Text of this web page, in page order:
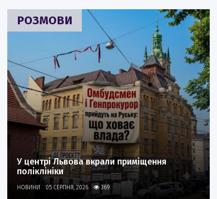
РОЗМОВИ
У центрі Львова вкрали приміщення
поліклініки
НОВИНИ 05 СЕРПНЯ, 2026 369